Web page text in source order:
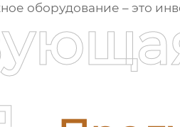
оборудование – это